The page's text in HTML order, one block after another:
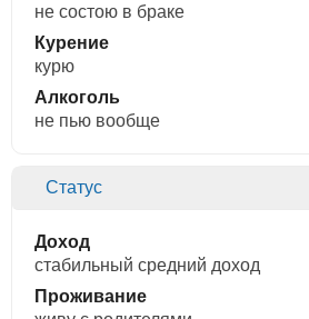
не состою в браке
Курение
курю
Алкоголь
не пью вообще
Статус
Доход
стабильный средний доход
Проживание